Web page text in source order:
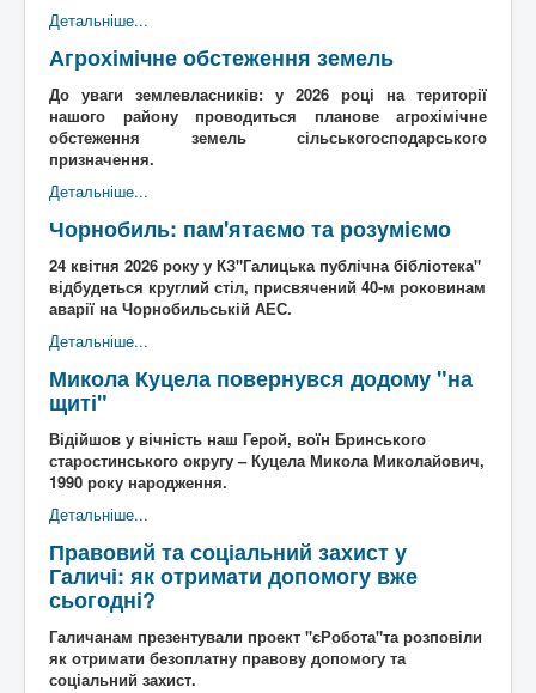
Детальніше...
Агрохімічне обстеження земель
До уваги землевласників: у 2026 році на території
нашого району проводиться планове агрохімічне
обстеження земель сільськогосподарського
призначення.
Детальніше...
Чорнобиль: пам'ятаємо та розуміємо
24 квітня 2026 року у КЗ"Галицька публічна бібліотека"
відбудеться круглий стіл, присвячений 40-м роковинам
аварії на Чорнобильській АЕС.
Детальніше...
Микола Куцела повернувся додому "на
щиті"
Відійшов у вічність наш Герой, воїн Бринського
старостинського округу – Куцела Микола Миколайович,
1990 року народження.
Детальніше...
Правовий та соціальний захист у
Галичі: як отримати допомогу вже
сьогодні?
Галичанам презентували проект "єРобота"та розповіли
як отримати безоплатну правову допомогу та
соціальний захист.